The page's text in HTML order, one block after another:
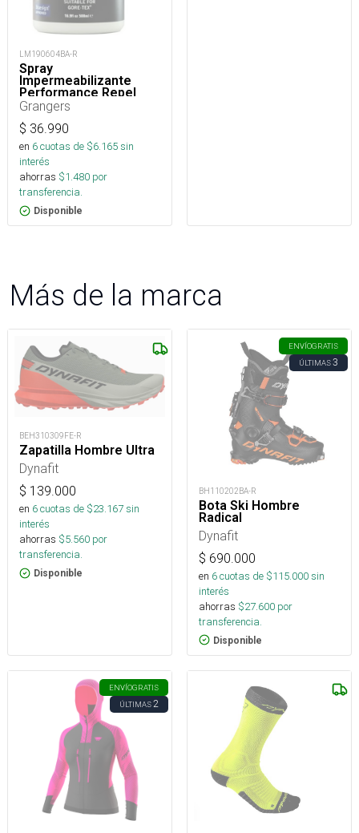
LM190604BA-R
Spray
Impermeabilizante
Performance Repel
Plus 500 Ml
Grangers
$ 36.990
en 6cuotas de $6.165sin
interés
ahorras $1.480 por
transferencia.
Disponible
Más de la marca
BEH310309FE-R
Zapatilla Hombre Ultra
Dynafit
$ 139.000
en 6cuotas de $23.167sin
interés
ahorras $5.560 por
transferencia.
Disponible
ENVÍOGRATIS
ÚLTIMAS3
BH110202BA-R
Bota Ski Hombre
Radical
Dynafit
$ 690.000
en 6cuotas de $115.000sin
interés
ahorras $27.600 por
transferencia.
Disponible
ENVÍOGRATIS
ÚLTIMAS2